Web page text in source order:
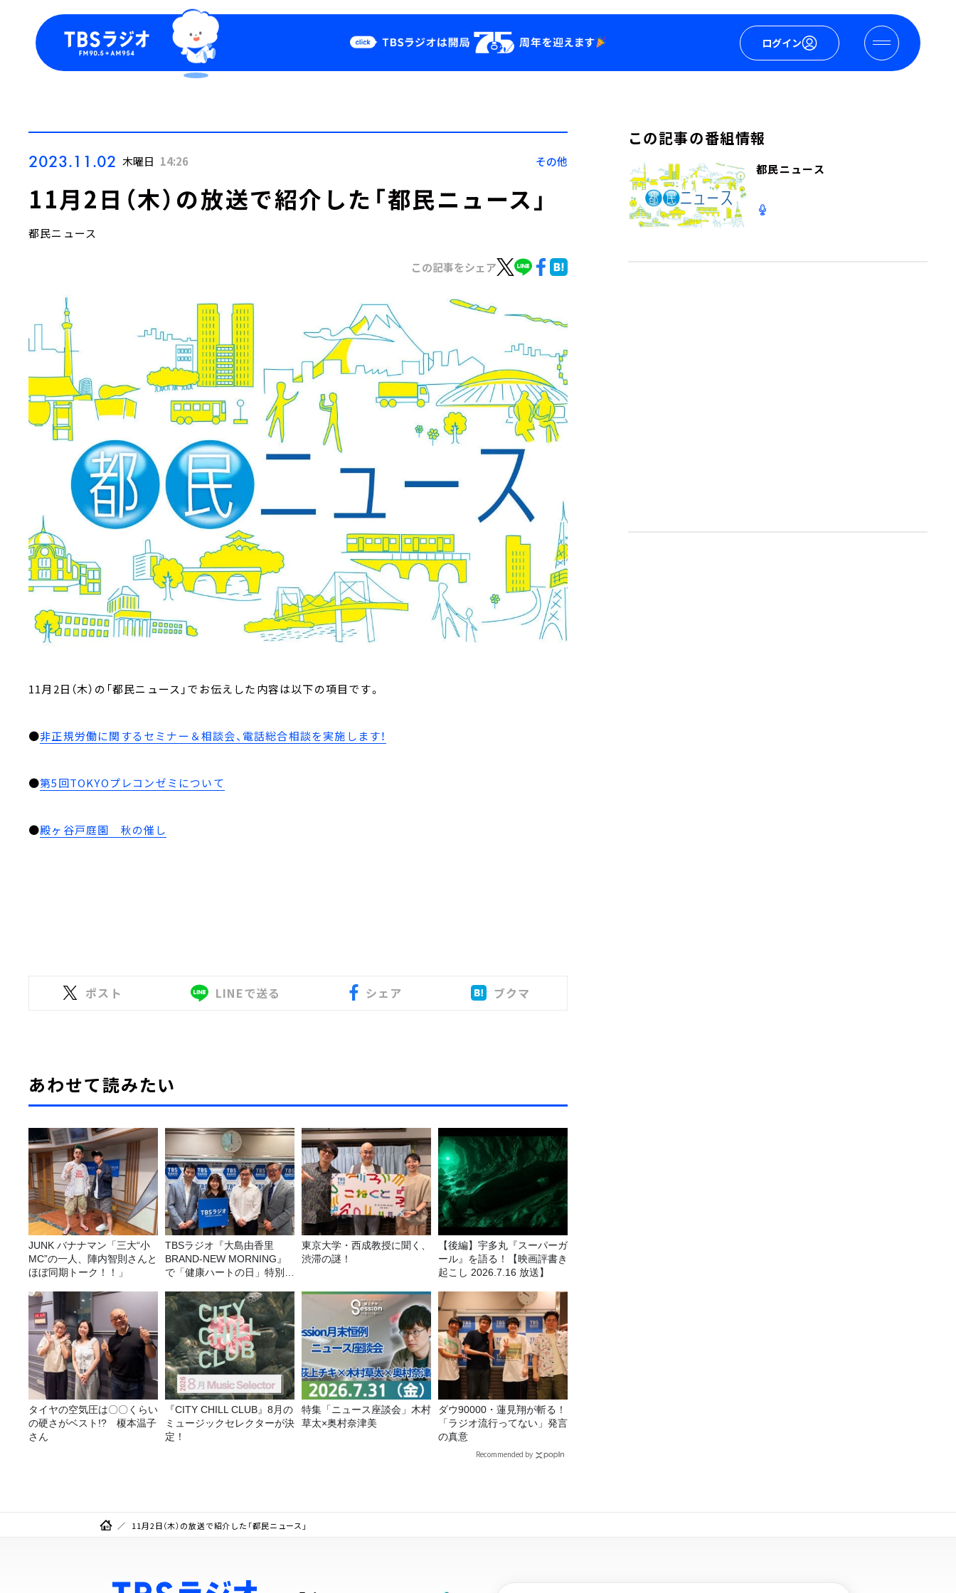
ログイン
Podcast
YouTube
2023.11.02 木曜日 14:26 その他
11月2日（木）の放送で紹介した「都民ニュース」
都民ニュース
この記事をシェア
11月2日（木）の「都民ニュース」でお伝えした内容は以下の項目です。
●非正規労働に関するセミナー＆相談会、電話総合相談を実施します！
●第5回TOKYOプレコンゼミについて
●殿ヶ谷戸庭園 秋の催し
ポスト LINEで送る シェア ブクマ
あわせて読みたい
JUNK バナナマン「三大“小
MC”の一人、陣内智則さんと
ほぼ同期トーク！！」
TBSラジオ『大島由香里
BRAND-NEW MORNING』
で「健康ハートの日」特別企
東京大学・西成教授に聞く、
渋滞の謎！
【後編】宇多丸『スーパーガ
ール』を語る！【映画評書き
起こし 2026.7.16 放送】
タイヤの空気圧は〇〇くらい
の硬さがベスト!? 榎本温子
さん
『CITY CHILL CLUB』8月の
ミュージックセレクターが決
定！
特集「ニュース座談会」木村
草太×奥村奈津美
ダウ90000・蓮見翔が斬る！
「ラジオ流行ってない」発言
の真意
Recommended by
この記事の番組情報
都民ニュース
11月2日（木）の放送で紹介した「都民ニュース」